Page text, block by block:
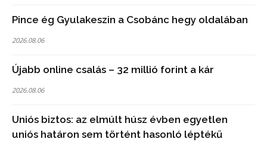
Pince ég Gyulakeszin a Csobánc hegy oldalában
2026.08.06
Újabb online csalás – 32 millió forint a kár
2026.08.06
Uniós biztos: az elmúlt húsz évben egyetlen
uniós határon sem történt hasonló léptékű